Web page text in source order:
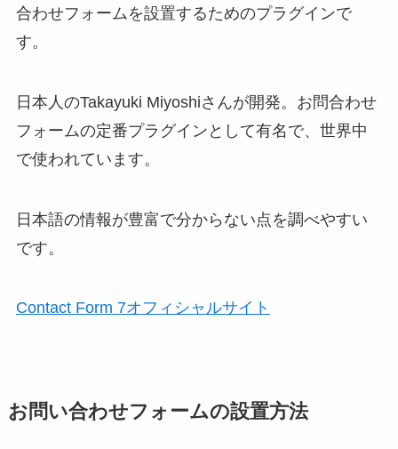
合わせフォームを設置するためのプラグインで
す。
日本人のTakayuki Miyoshiさんが開発。お問合わせ
フォームの定番プラグインとして有名で、世界中
で使われています。
日本語の情報が豊富で分からない点を調べやすい
です。
Contact Form 7オフィシャルサイト
お問い合わせフォームの設置方法